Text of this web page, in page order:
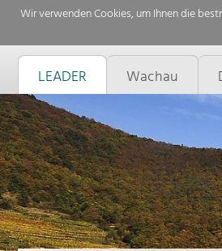
Wir verwenden Cookies, um Ihnen die
LEADER Wachau